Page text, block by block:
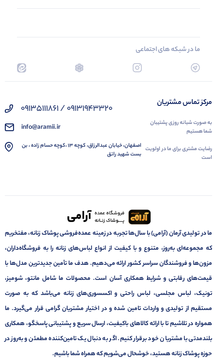
ما در شبکه های اجتماعی
مرکز تماس مشتریان
به صورت شبانه روزی پشتیبان
شما هستیم
رضایت مشتری برای ما در اولویت
است
09131943320 / 09135111861
info@aramii.ir
اصفهان، خیابان عبدالرزاق، کوچه 13 ،کوچه حسام زاده ، بن
بست شهید راتق
ما در تولیدی آرمان (آرامی) با سال‌ها تجربه در زمینه عمده‌فروشی پوشاک زنانه، مفتخریم
که مجموعه‌ای به‌روز، متنوع و با کیفیت از انواع لباس‌های زنانه را به فروشگاه‌داران،
مزون‌ها و فروشندگان سراسر کشور ارائه می‌دهیم. هدف ما تأمین جدیدترین مدل‌ها با
قیمت‌های رقابتی و شرایط همکاری آسان است. محصولات ما شامل مانتو، شومیز،
تونیک، لباس مجلسی، لباس راحتی و اکسسوری‌های زنانه می‌باشد که به صورت
مستقیم از تولیدی و واردات تامین شده و در اختیار مشتریان گرامی قرار می‌گیرد. ما
همواره در تلاشیم تا با ارائه کالاهای باکیفیت، ارسال سریع و پشتیبانی پاسخگو، همکاری
بلندمدتی با مشتریان خود برقرار کنیم. اگر به دنبال یک تامین‌کننده مطمئن و به‌روز در
حوزه پوشاک زنانه هستید، خوشحال می‌شویم که همراه شما باشیم.